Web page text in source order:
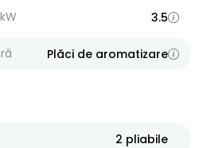
3.5
Plăci de aromatizare
2 pliabile